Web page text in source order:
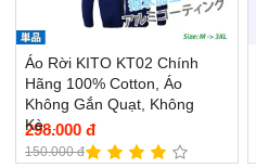
Áo Rời KITO KT02 Chính
Hãng 100% Cotton, Áo
Không Gắn Quạt, Không
Kè...
298.000 đ
150.000 đ